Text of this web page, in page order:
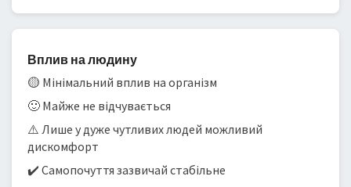
Вплив на людину
🟡 Мінімальний вплив на організм
🙂 Майже не відчувається
⚠️ Лише у дуже чутливих людей можливий
дискомфорт
✔️ Самопочуття зазвичай стабільне